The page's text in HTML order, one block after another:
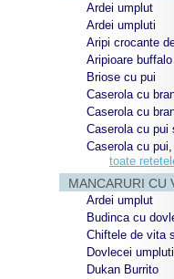
Ardei umplut
Ardei umpluti
Aripi crocante
Aripioare
Briose cu pui
Caserola cu
Caserola cu
Caserola cu pui
Caserola cu
toate
MANCARURI CU
Ardei umplut
Budinca cu
Chiftele de vita
Dovlecei
Dukan Burrito